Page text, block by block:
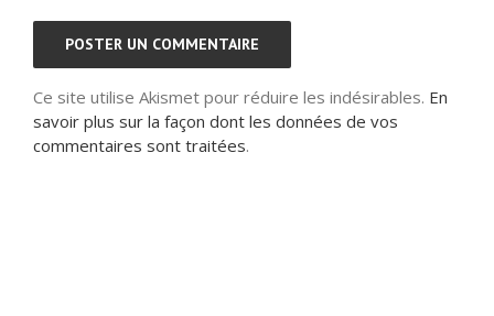
Ce site utilise Akismet pour réduire les indésirables. En
savoir plus sur la façon dont les données de vos
commentaires sont traitées.